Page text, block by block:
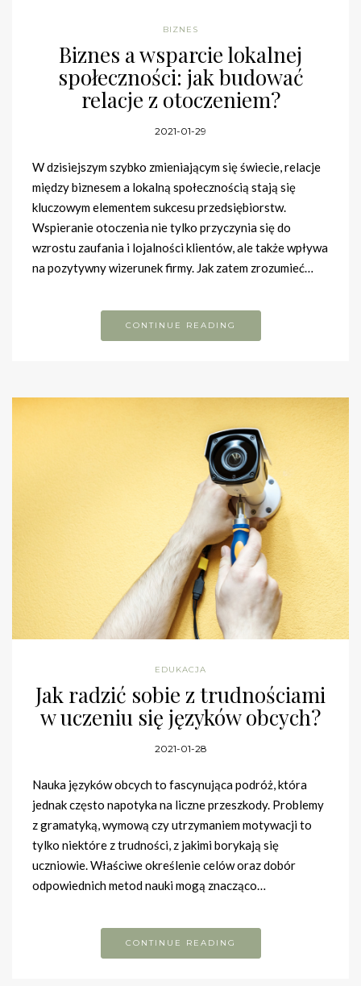
BIZNES
Biznes a wsparcie lokalnej
społeczności: jak budować
relacje z otoczeniem?
2021-01-29
W dzisiejszym szybko zmieniającym się świecie, relacje
między biznesem a lokalną społecznością stają się
kluczowym elementem sukcesu przedsiębiorstw.
Wspieranie otoczenia nie tylko przyczynia się do
wzrostu zaufania i lojalności klientów, ale także wpływa
na pozytywny wizerunek firmy. Jak zatem zrozumieć…
CONTINUE READING
EDUKACJA
Jak radzić sobie z trudnościami
w uczeniu się języków obcych?
2021-01-28
Nauka języków obcych to fascynująca podróż, która
jednak często napotyka na liczne przeszkody. Problemy
z gramatyką, wymową czy utrzymaniem motywacji to
tylko niektóre z trudności, z jakimi borykają się
uczniowie. Właściwe określenie celów oraz dobór
odpowiednich metod nauki mogą znacząco…
CONTINUE READING